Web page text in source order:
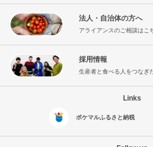
法人・自治体の方へ
アライアンスのご相談はこ
採用情報
生産者と食べる人をつなぎ
Links
ポケマルふるさと納税